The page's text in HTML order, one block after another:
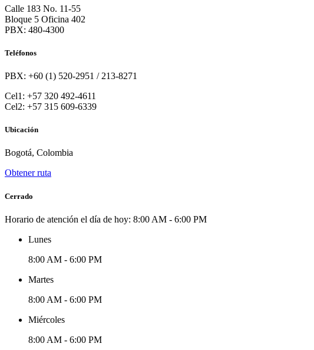
Calle 183 No. 11-55
Bloque 5 Oficina 402
PBX: 480-4300
Teléfonos
PBX: +60 (1) 520-2951 / 213-8271
Cel1: +57 320 492-4611
Cel2: +57 315 609-6339
Ubicación
Bogotá, Colombia
Obtener ruta
Cerrado
Horario de atención el día de hoy: 8:00 AM - 6:00 PM
Lunes
8:00 AM - 6:00 PM
Martes
8:00 AM - 6:00 PM
Miércoles
8:00 AM - 6:00 PM